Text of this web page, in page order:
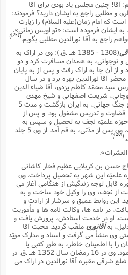
آقا! چنین مجلس یاد بودى براى آقا
و مطلبى راجع به ایشان دارید؟ فرمودند:
که امام زمان(علیه السلام) را زیارت
ایشان فرموده است: «تو اویس زمانى».
راجع به آقا نورالدین مطلبى بگویم.(
[25]
)
(1308 - 1385 هـ .ق.): وى در اراک به
نوجوانى، به همدان مسافرت کرد و دو
از آن جا به اراک رفت و پس از به پایان
آقا نورالدین بهره برد و در سال
سید محمّد کاظم یزدى، آقا ضیاء الدین
شریعت اصفهانى و شیخ مهدى
مازندرانى شرکت کرد. وى با شروع جنگ جهانى، به ایران بازگشت و مدت 5
قضاوت و تدریس مشغول بود. و پس از
و 10 سال در حوزه علمیّه نجف به تحصیل و سپس به
تدریس خارج اصول و فقه پرداخت. وى پس از مدّتى، به قم آمد. از وى 5 جلد
[26]
)
حسن بن کربلایى عظیم فخار کاشانى
علمیّه این شهر به تحصیل پرداخت. وى
قابل توجه زندگیش از هنگامى آغاز مى
از نجف، وى را وکیل خود ساخت و به
این روابط عمیق و سرشار از ارادت و
در نامه ها، وکالت نامه ها و مأموریت
او در خدمت استادش، پرورش یافت و
بهآقانورىملقّب گردید. محبت آقا
وى منشأ مى گرفت و اسناد و مدارک مؤیّد
را با اطمینان خاطر، به طور کتبى یا
شفاهى، به شیخ رضا واگذار مى نمود. وى در 16 رمضان سال 1352 هـ .ق. در
شرقى مقبره آقا نورالدین در اراک مى